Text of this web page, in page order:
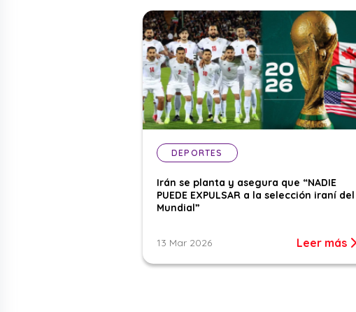
DEPORTES
Irán se planta y asegura que “NADIE
PUEDE EXPULSAR a la selección iraní del
Mundial”
13 Mar 2026 Leer más